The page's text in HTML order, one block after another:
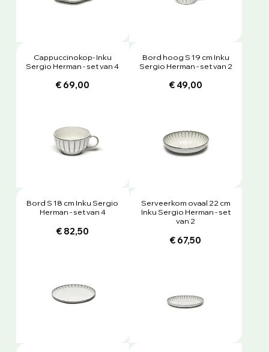
Cappuccinokop- Inku
Sergio Herman - set van 4
€ 69,00
Bord hoog S 19 cm Inku
Sergio Herman - set van 2
€ 49,00
Bord S 18 cm Inku Sergio
Herman - set van 4
€ 82,50
Serveerkom ovaal 22 cm
Inku Sergio Herman - set
van 2
€ 67,50